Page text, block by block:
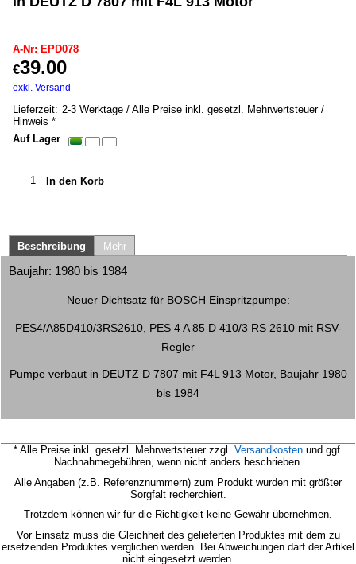
A-Nr: EPD078
€39.00
exkl. Versand
Lieferzeit: 2-3 Werktage / Alle Preise inkl. gesetzl. Mehrwertsteuer /
Hinweis *
Auf Lager
In den Korb
Beschreibung Mehr
Baujahr: 1980 bis 1984
Neuer Dichtsatz für BOSCH Einspritzpumpe:
PES4/A85D410/3RS2610, PES 4 A 85 D 410/3 RS 2610 mit RSV-
Regler
Pumpe verbaut in DEUTZ D 7807 mit F4L 913 Motor, Baujahr 1980
bis 1984
* Alle Preise inkl. gesetzl. Mehrwertsteuer zzgl. Versandkostenund ggf.
Nachnahmegebühren, wenn nicht anders beschrieben.
Alle Angaben (z.B. Referenznummern) zum Produkt wurden mit größter
Sorgfalt recherchiert.
Trotzdem können wir für die Richtigkeit keine Gewähr übernehmen.
Vor Einsatz muss die Gleichheit des gelieferten Produktes mit dem zu
ersetzenden Produktes verglichen werden.
Bei Abweichungen darf der Artikel
nicht eingesetzt werden.